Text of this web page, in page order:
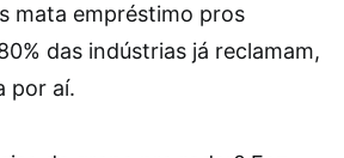
mata empréstimo pros
das indústrias já reclamam,
por aí.